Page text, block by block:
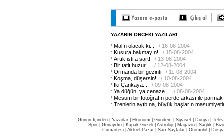
YAZARIN ÖNCEKİ YAZILARI
Malın olacak ki...
/ 16-08-2004
Kusura bakmayın!
/ 15-08-2004
Artık istifa şart!
/ 13-08-2004
Bir tatlı huzur...
/ 12-08-2004
Ormanda bir gezinti
/ 11-08-2004
Koşma, düşersin!
/ 10-08-2004
İki Çankaya...
/ 09-08-2004
Ya düğün, ya cenaze...
/ 08-08-2004
Meşum bir fotoğrafın perde arkası ile parmak
Trenlerin ayıbına, büyük başların
Günün İçinden Yazarlar Ekonomi Gündem Siyaset Dünya |
Spor
Günaydın Kapak Güzeli Astroloji Magazin Sağlık
Cumartesi| Aktüel Pazar| Sarı Sayfalar| Otomobil